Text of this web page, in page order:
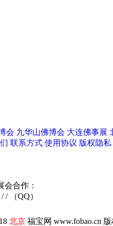
会 九华山佛博会 大连佛事展
联系方式 使用协议 版权隐私
会合作：
/ （QQ）
北京 福宝网 www.fobao.cn